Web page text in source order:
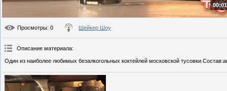
Просмотры: 0 Шейкер Шоу
Описание материала:
Один из наиболее любимых безалкогольных коктейлей московской